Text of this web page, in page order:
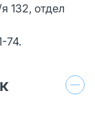
132, отдел
74.